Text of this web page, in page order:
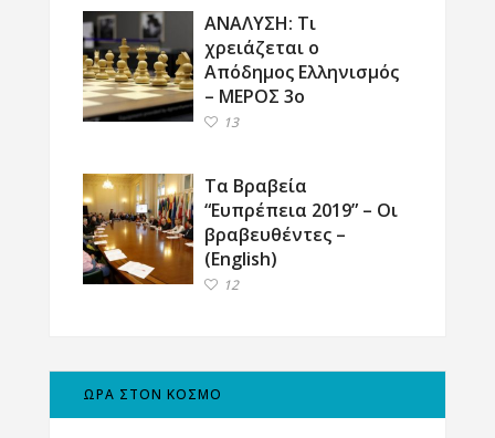
ΑΝΑΛΥΣΗ: Τι
χρειάζεται ο
Απόδημος Ελληνισμός
– ΜΕΡΟΣ 3ο
13
Τα Βραβεία
“Ευπρέπεια 2019” – Οι
βραβευθέντες –
(English)
12
ΩΡΑ ΣΤΟΝ ΚΟΣΜΟ